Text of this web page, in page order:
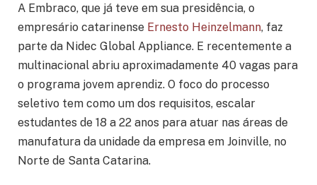
A Embraco, que já teve em sua presidência, o
empresário catarinense Ernesto Heinzelmann, faz
parte da Nidec Global Appliance. E recentemente a
multinacional abriu aproximadamente 40 vagas para
o programa jovem aprendiz. O foco do processo
seletivo tem como um dos requisitos, escalar
estudantes de 18 a 22 anos para atuar nas áreas de
manufatura da unidade da empresa em Joinville, no
Norte de Santa Catarina.